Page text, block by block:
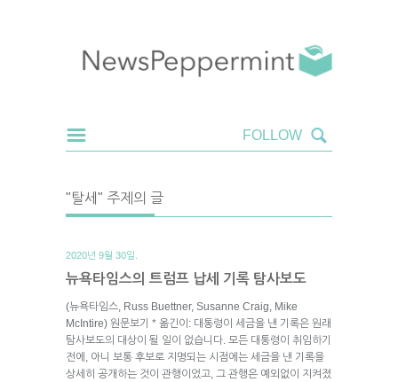
"탈세" 주제의 글
2020년 9월 30일.
뉴욕타임스의 트럼프 납세 기록 탐사보도
(뉴욕타임스, Russ Buettner, Susanne Craig, Mike
McIntire) 원문보기 * 옮긴이: 대통령이 세금을 낸 기록은 원래
탐사보도의 대상이 될 일이 없습니다. 모든 대통령이 취임하기
전에, 아니 보통 후보로 지명되는 시점에는 세금을 낸 기록을
상세히 공개하는 것이 관행이었고, 그 관행은 예외없이 지켜졌